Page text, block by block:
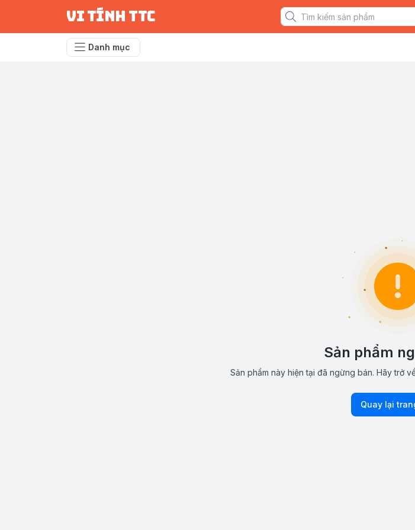
vi tính ttc
Danh mục
Sản phẩm
Sản phẩm này hiện tại đã ngừng bán. Hãy trở
Quay lại